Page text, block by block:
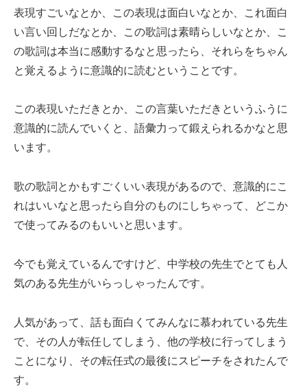
表現すごいなとか、この表現は面白いなとか、これ面白
い言い回しだなとか、この歌詞は素晴らしいなとか、こ
の歌詞は本当に感動するなと思ったら、それらをちゃん
と覚えるように意識的に読むということです。
この表現いただきとか、この言葉いただきというふうに
意識的に読んでいくと、語彙力って鍛えられるかなと思
います。
歌の歌詞とかもすごくいい表現があるので、意識的にこ
れはいいなと思ったら自分のものにしちゃって、どこか
で使ってみるのもいいと思います。
今でも覚えているんですけど、中学校の先生でとても人
気のある先生がいらっしゃったんです。
人気があって、話も面白くてみんなに慕われている先生
で、その人が転任してしまう、他の学校に行ってしまう
ことになり、その転任式の最後にスピーチをされたんで
す。